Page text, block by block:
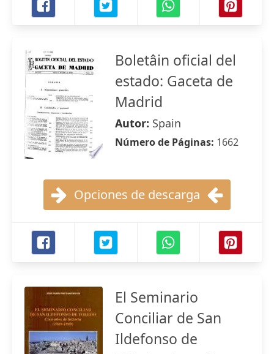
Boletâin oficial del
estado: Gaceta de
Madrid
Autor: Spain
Número de Páginas: 1662
Opciones de descarga
El Seminario
Conciliar de San
Ildefonso de